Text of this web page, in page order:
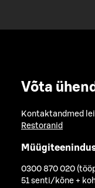
Võta
Kontaktandmed
Restoranid
0300 870 020
51 senti/kõne +